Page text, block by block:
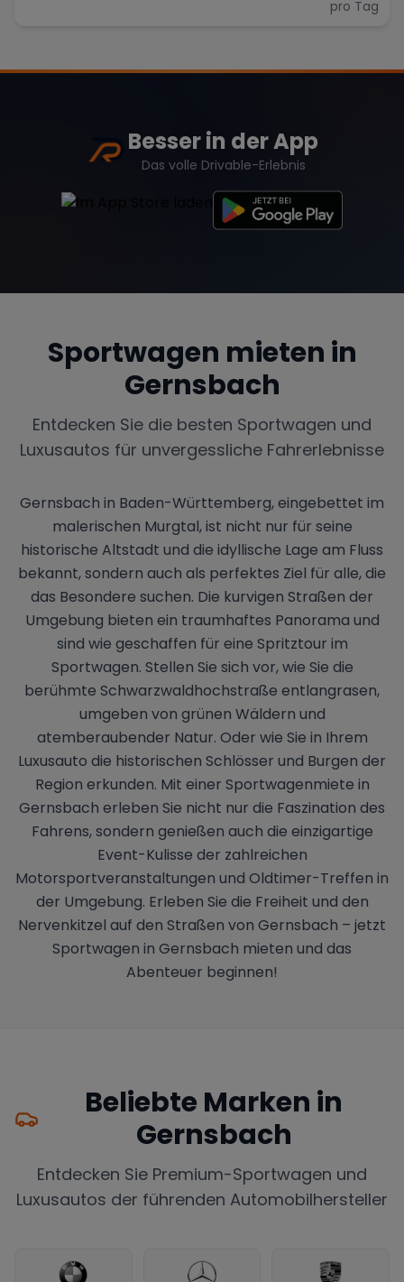
pro Tag
Besser in der App
Das volle Drivable-Erlebnis
Sportwagen mieten in
Gernsbach
Entdecken Sie die besten Sportwagen und
Luxusautos für unvergessliche Fahrerlebnisse
Gernsbach in Baden-Württemberg, eingebettet im
malerischen Murgtal, ist nicht nur für seine
historische Altstadt und die idyllische Lage am Fluss
bekannt, sondern auch als perfektes Ziel für alle, die
das Besondere suchen. Die kurvigen Straßen der
Umgebung bieten ein traumhaftes Panorama und
sind wie geschaffen für eine Spritztour im
Sportwagen. Stellen Sie sich vor, wie Sie die
berühmte Schwarzwaldhochstraße entlangrasen,
umgeben von grünen Wäldern und
atemberaubender Natur. Oder wie Sie in Ihrem
Luxusauto die historischen Schlösser und Burgen der
Region erkunden. Mit einer Sportwagenmiete in
Gernsbach erleben Sie nicht nur die Faszination des
Fahrens, sondern genießen auch die einzigartige
Event-Kulisse der zahlreichen
Motorsportveranstaltungen und Oldtimer-Treffen in
der Umgebung. Erleben Sie die Freiheit und den
Nervenkitzel auf den Straßen von Gernsbach – jetzt
Sportwagen in Gernsbach mieten und das
Abenteuer beginnen!
Beliebte Marken in
Gernsbach
Entdecken Sie Premium-Sportwagen und
Luxusautos der führenden Automobilhersteller